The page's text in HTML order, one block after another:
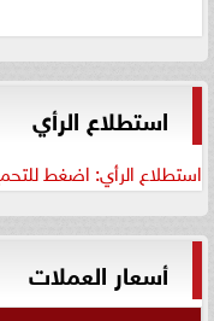
استطلاع الرأي
استطلاع الرأي: اضغط
أسعار العملات